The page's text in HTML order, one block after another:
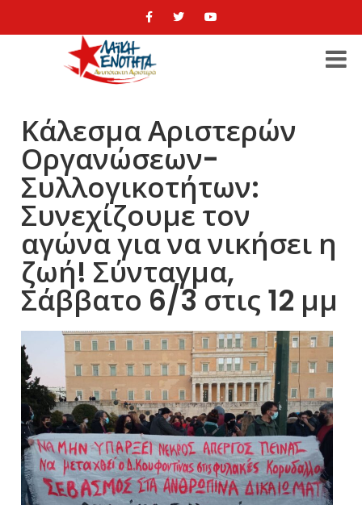
Κάλεσμα Αριστερών
Οργανώσεων-
Συλλογικοτήτων:
Συνεχίζουμε τον
αγώνα για να νικήσει η
ζωή! Σύνταγμα,
Σάββατο 6/3 στις 12 μμ